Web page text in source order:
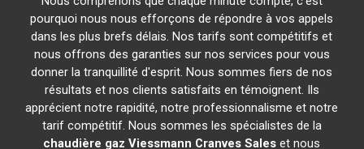
pourquoi nous nous efforçons de répondre à vos appels
dans les plus brefs délais. Nos tarifs sont compétitifs et
nous offrons des garanties sur nos services pour vous
donner la tranquillité d'esprit. Nous sommes fiers de nos
résultats et nos clients satisfaits en témoignent. Ils
apprécient notre rapidité, notre professionnalisme et notre
tarif compétitif. Nous sommes les spécialistes de la
chaudière gaz Viessmann Cranves Sales et nous